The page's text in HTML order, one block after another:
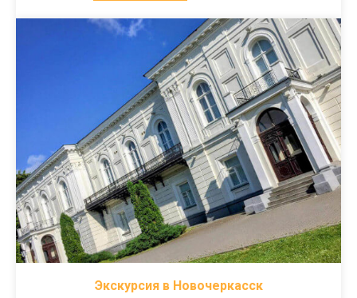
Экскурсия в Новочеркасск